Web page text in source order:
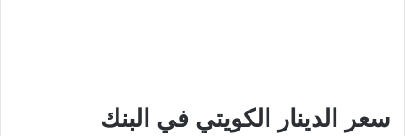
سعر الدينار الكويتي في البنك